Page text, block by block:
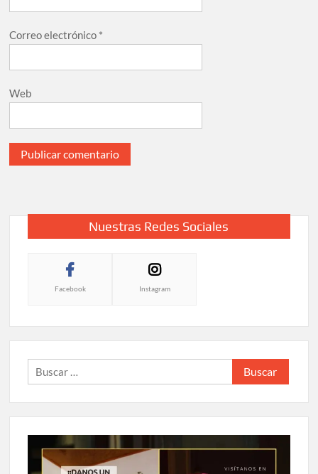
Correo electrónico *
Web
Nuestras Redes Sociales
Facebook Instagram